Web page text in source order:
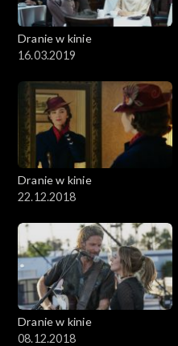
Dranie w kinie
16.03.2019
Dranie w kinie
22.12.2018
Dranie w kinie
08.12.2018